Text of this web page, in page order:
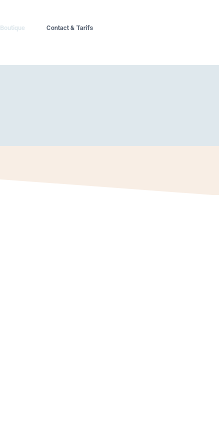
Boutique Contact & Tarifs